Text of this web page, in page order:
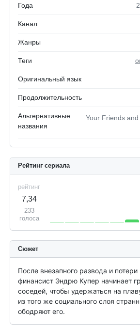
Года
Канал
Жанры
Теги
Оригинальный язык
Продолжительность
Альтернативные
названия
Your Friends
Рейтинг сериала
рейтинг
7,34
233
голоса
Сюжет
После внезапного развода и
финансист Эндрю Купер начинает
соседей, чтобы удержаться на
из того же социального слоя
ободряют его.